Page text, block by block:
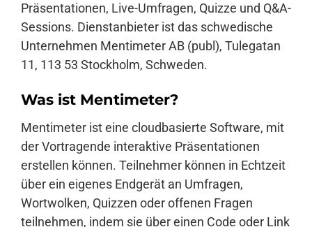
Präsentationen, Live-Umfragen, Quizze und Q&A-
Sessions. Dienstanbieter ist das schwedische
Unternehmen Mentimeter AB (publ), Tulegatan
11, 113 53 Stockholm, Schweden.
Was ist Mentimeter?
Mentimeter ist eine cloudbasierte Software, mit
der Vortragende interaktive Präsentationen
erstellen können. Teilnehmer können in Echtzeit
über ein eigenes Endgerät an Umfragen,
Wortwolken, Quizzen oder offenen Fragen
teilnehmen, indem sie über einen Code oder Link